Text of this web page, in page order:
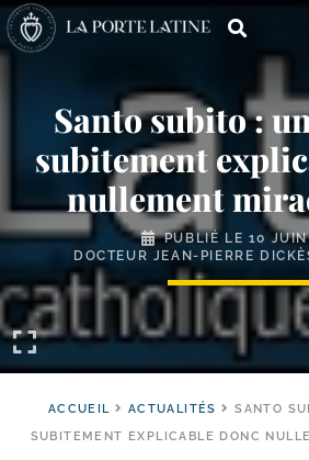
Santo subito :
subitement
nullement
PUBLIÉ LE 10
DOCTEUR JEAN-PIERRE
ACCUEIL ACTUALITÉS
SANTO
SUBITEMENT EXPLICABLE DONC